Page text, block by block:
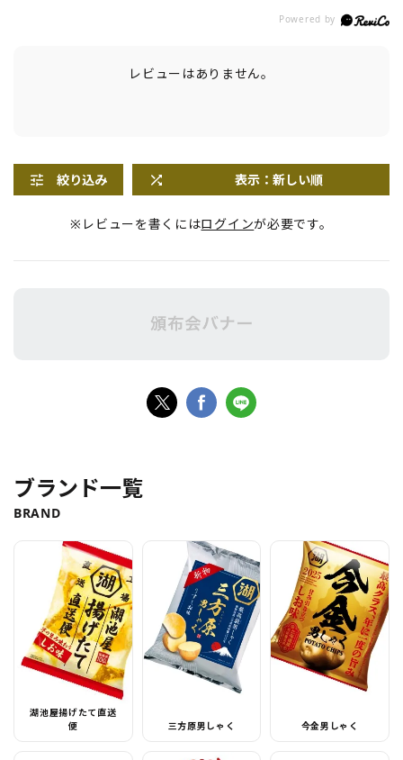
レビューはありません。
絞り込み 表示：新しい順
※レビューを書くにはログインが必要です。
ブランド一覧
BRAND
湖池屋揚げたて直送
便
三方原男しゃく 今金男しゃく